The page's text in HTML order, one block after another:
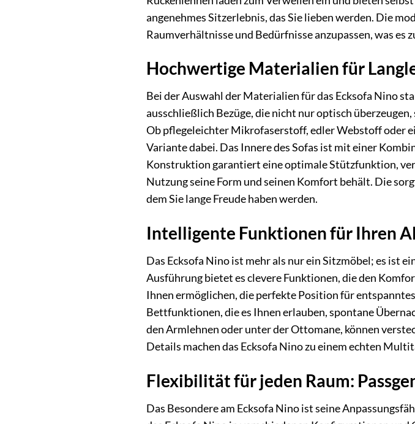
angenehmes Sitzerlebnis, das Sie lieben werden. Die
Raumverhältnisse und Bedürfnisse anzupassen, was
Hochwertige Materialien für
Bei der Auswahl der Materialien für das Ecksofa Nino
ausschließlich Bezüge, die nicht nur optisch
Ob pflegeleichter Mikrofaserstoff, edler Webstoff oder
Variante dabei. Das Innere des Sofas ist mit einer
Konstruktion garantiert eine optimale Stützfunktion,
Nutzung seine Form und seinen Komfort behält. Die
dem Sie lange Freude haben werden.
Intelligente Funktionen für Ihren
Das Ecksofa Nino ist mehr als nur ein Sitzmöbel; es ist
Ausführung bietet es clevere Funktionen, die den
Ihnen ermöglichen, die perfekte Position für
Bettfunktionen, die es Ihnen erlauben, spontane
den Armlehnen oder unter der Ottomane, können
Details machen das Ecksofa Nino zu einem echten
Flexibilität für jeden Raum:
Das Besondere am Ecksofa Nino ist seine